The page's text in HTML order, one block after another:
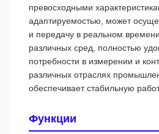
превосходными
адаптируемостью, может
и передачу в реальном
различных сред, полностью
потребности в измерении и
различных отраслях
обеспечивает стабильную
Функции